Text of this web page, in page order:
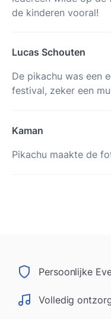
de kinderen vooral!
Lucas Schouten
De pikachu was een
festival, zeker een
Kaman
Pikachu maakte de
Persoonlijke
Volledig